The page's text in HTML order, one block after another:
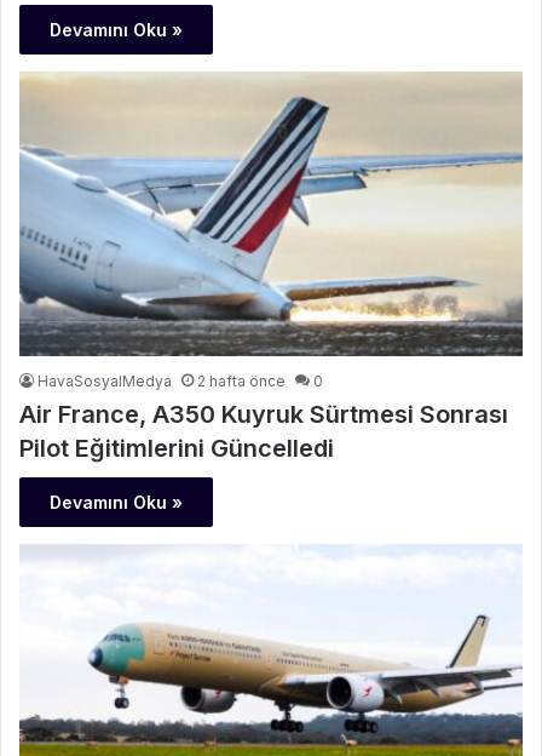
Devamını Oku »
HavaSosyalMedya 2 hafta önce 0
Air France, A350 Kuyruk Sürtmesi Sonrası
Pilot Eğitimlerini Güncelledi
Devamını Oku »